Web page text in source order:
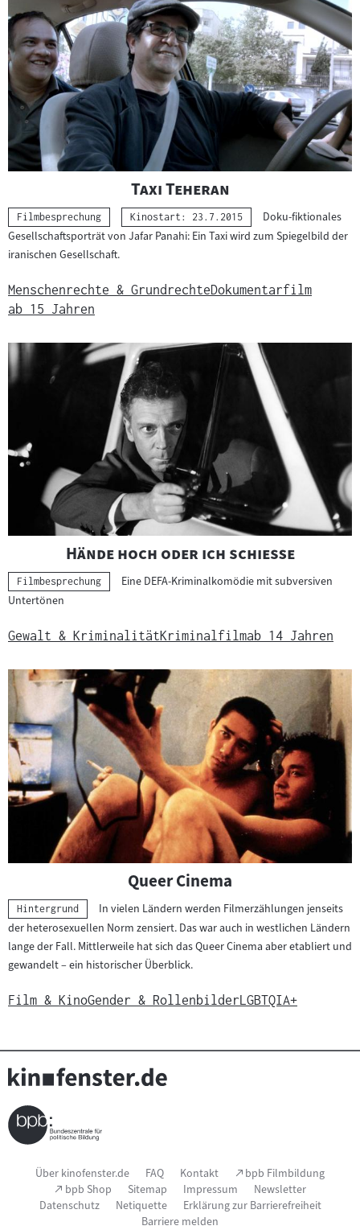
"
Taxi Teheran
Kategorie:
Filmbesprechung Kinostart: 23.7.2015
Doku-fiktionales
Gesellschaftsporträt von Jafar Panahi: Ein Taxi wird zum Spiegelbild der
iranischen Gesellschaft.
Menschenrechte & GrundrechteDokumentarfilm
ab 15 Jahren
"
Hände hoch oder ich schieße"
Kategorie:
Filmbesprechung
Eine DEFA-Kriminalkomödie mit subversiven
Untertönen
Gewalt & KriminalitätKriminalfilmab 14 Jahren
Queer Cinema
Kategorie:
Hintergrund
In vielen Ländern werden Filmerzählungen jenseits
der heterosexuellen Norm zensiert. Das war auch in westlichen Ländern
lange der Fall. Mittlerweile hat sich das Queer Cinema aber etabliert und
gewandelt – ein historischer Überblick.
Film & KinoGender & RollenbilderLGBTQIA+
Seitenfußnavigation
Über kinofenster.de FAQ Kontakt (Link
öffnet
im
neuen
bpb Filmbildung
(Link
öffnet
im
bpb Shop Sitemap Impressum
Newsletter
Datenschutz
Netiquette
Erklärung zur Barrierefreiheit
Barriere melden